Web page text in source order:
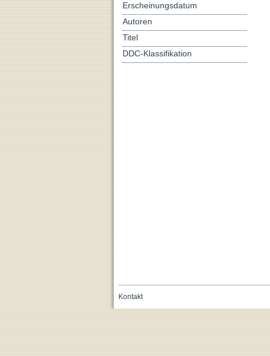
Erscheinungsdatum
Autoren
Titel
DDC-Klassifikation
Kontakt